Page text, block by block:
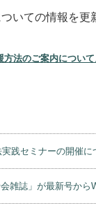
いての情報を更
方法のご案内について
実践セミナーの開催に
雑誌」が最新号か